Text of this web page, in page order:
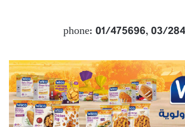
phone: 01/475696, 03/